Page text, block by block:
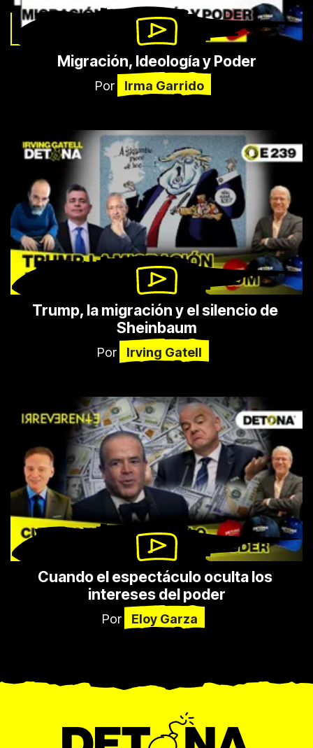
Migración, Ideología y Poder
Por Irma Garrido
Trump, la migración y el silencio de
Sheinbaum
Por Irving Gatell
Cuando el espectáculo oculta los
intereses del poder
Por Eloy Garza